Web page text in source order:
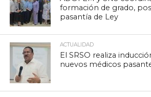
formación de grado,
pasantía de Ley
ACTUALIDAD
El SRSO realiza
nuevos médicos